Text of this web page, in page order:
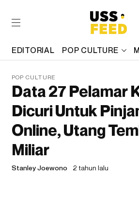
EDITORIAL POP CULTURE
POP CULTURE
Data 27 Pelamar
Dicuri Untuk
Online, Utang
Miliar
Stanley Joewono 2 tahun lalu